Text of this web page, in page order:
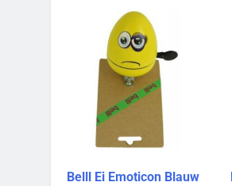
Belll Ei Emoticon Blauw